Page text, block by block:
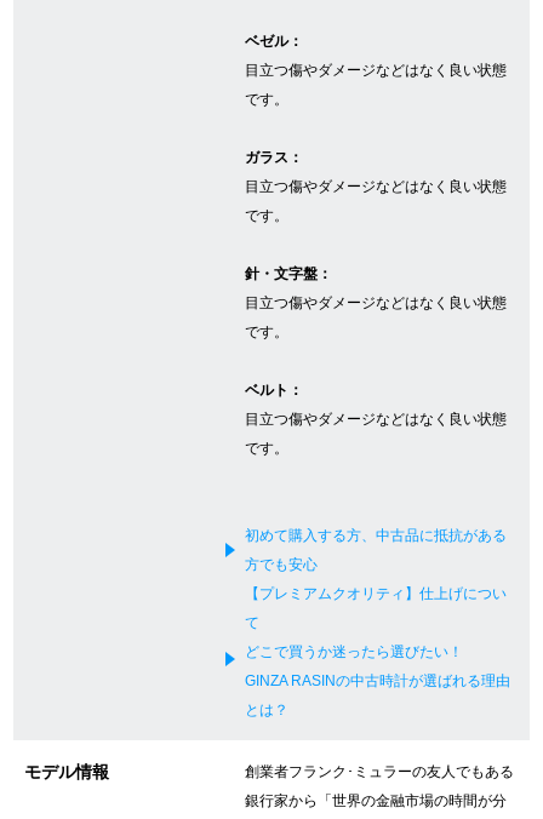
GINZA RASINについて
GINZA RASINの中古腕時計について
店舗情報
GINZA RASIN公式ブログ
WEBマガジン 買取ブログ
ベゼル：
目立つ傷やダメージなどはなく良い状態
です。
ガラス：
目立つ傷やダメージなどはなく良い状態
です。
針・文字盤：
目立つ傷やダメージなどはなく良い状態
です。
ベルト：
目立つ傷やダメージなどはなく良い状態
です。
初めて購入する方、中古品に抵抗がある
方でも安心
【プレミアムクオリティ】仕上げについ
て
どこで買うか迷ったら選びたい！
GINZA RASINの中古時計が選ばれる理由
とは？
モデル情報
創業者フランク･ミュラーの友人でもある
銀行家から「世界の金融市場の時間が分